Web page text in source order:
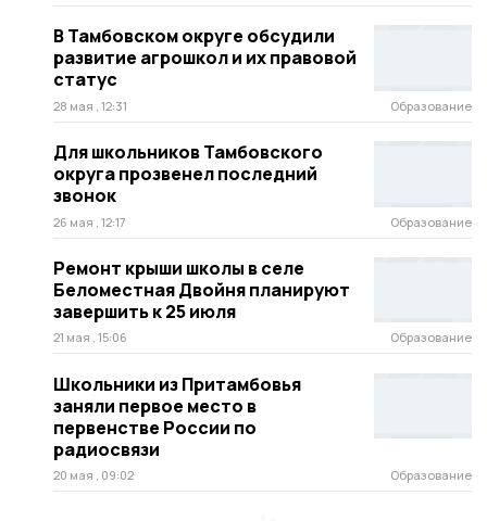
В Тамбовском округе обсудили
развитие агрошкол и их правовой
статус
28 мая , 12:31 Образование
Для школьников Тамбовского
округа прозвенел последний
звонок
26 мая , 12:17 Образование
Ремонт крыши школы в селе
Беломестная Двойня планируют
завершить к 25 июля
21 мая , 15:06 Образование
Школьники из Притамбовья
заняли первое место в
первенстве России по
радиосвязи
20 мая , 09:02 Образование